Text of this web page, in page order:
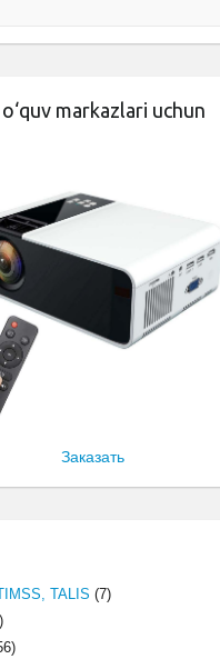
markazlari uchun
Заказать
TALIS (7)